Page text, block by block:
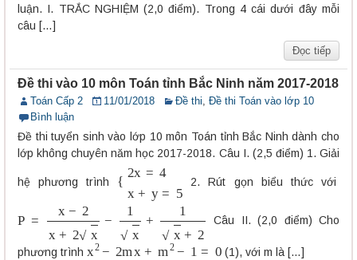
luận. I. TRẮC NGHIỆM (2,0 điểm). Trong 4 cái dưới đây mỗi
câu […]
Đọc tiếp
Đề thi vào 10 môn Toán tỉnh Bắc Ninh năm 2017-2018
Toán Cấp 2 11/01/2018 Đề thi Đề thi Toán vào lớp 10
Bình luận
Đề thi tuyển sinh vào lớp 10 môn Toán tỉnh Bắc Ninh dành cho
lớp không chuyên năm học 2017-2018. Câu I. (2,5 điểm) 1. Giải
hệ phương trình {2x= 4x +y 2. Rút gọn biểu thức với
P x+2 x− + Câu II. (2,0 điểm) Cho
phương trình x2 m x+ − 1= (1), với m là […]